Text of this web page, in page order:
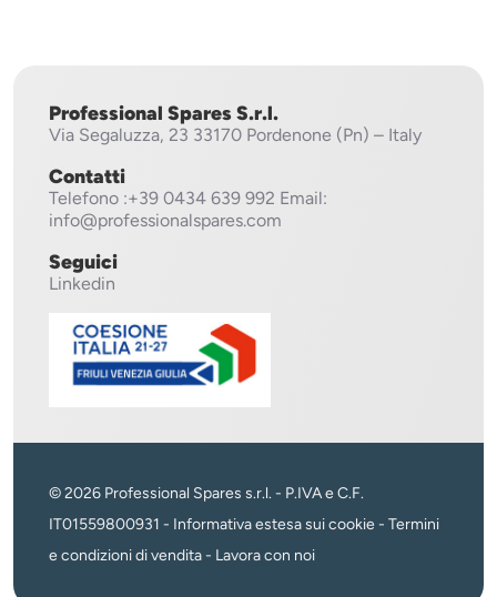
Professional Spares S.r.l.
Via Segaluzza, 23 33170 Pordenone (Pn) – Italy
Contatti
Telefono :+39 0434 639 992 Email:
info@professionalspares.com
Seguici
Linkedin
© 2026 Professional Spares s.r.l. - P.IVA e C.F.
IT01559800931 - Informativa estesa sui cookie - Termini
e condizioni di vendita- Lavora con noi